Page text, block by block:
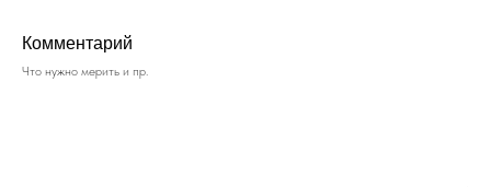
Комментарий
Что нужно мерить и пр.